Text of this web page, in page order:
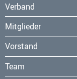
Verband
Mitglieder
Vorstand
Team